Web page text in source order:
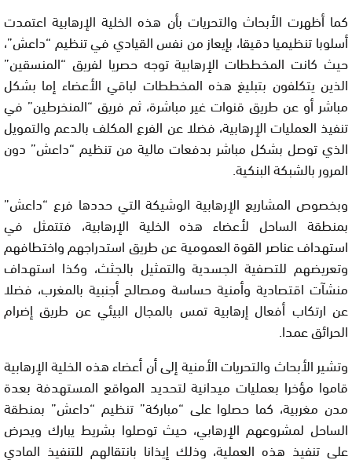
كما أظهرت الأبحاث والتحريات بأن هذه الخلية الإرهابية اعتمدت
أسلوبا تنظيميا دقيقا، بإيعاز من نفس القيادي في تنظيم “داعش”،
حيث كانت المخططات الإرهابية توجه حصريا لفريق “المنسقين”
الذين يتكلفون بتبليغ هذه المخططات لباقي الأعضاء إما بشكل
مباشر أو عن طريق قنوات غير مباشرة، ثم فريق “المنخرطين” في
تنفيذ العمليات الإرهابية، فضلا عن الفرع المكلف بالدعم والتمويل
الذي توصل بشكل مباشر بدفعات مالية من تنظيم “داعش” دون
المرور بالشبكة البنكية.
وبخصوص المشاريع الإرهابية الوشيكة التي حددها فرع “داعش”
بمنطقة الساحل لأعضاء هذه الخلية الإرهابية، فتتمثل في
استهداف عناصر القوة العمومية عن طريق استدراجهم واختطافهم
وتعريضهم للتصفية الجسدية والتمثيل بالجثث، وكذا استهداف
منشآت اقتصادية وأمنية حساسة ومصالح أجنبية بالمغرب، فضلا
عن ارتكاب أفعال إرهابية تمس بالمجال البيئي عن طريق إضرام
الحرائق عمدا.
وتشير الأبحاث والتحريات الأمنية إلى أن أعضاء هذه الخلية الإرهابية
قاموا مؤخرا بعمليات ميدانية لتحديد المواقع المستهدفة بعدة
مدن مغربية، كما حصلوا على “مباركة” تنظيم “داعش” بمنطقة
الساحل لمشروعهم الإرهابي، حيث توصلوا بشريط يبارك ويحرض
على تنفيذ هذه العملية، وذلك إيذانا بانتقالهم للتنفيذ المادي